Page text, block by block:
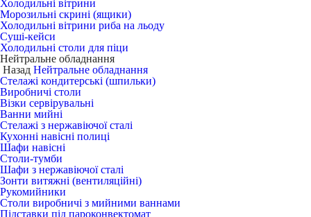
Холодильні вітрини
Морозильні скрині (ящики)
Холодильні вітрини риба на льоду
Суші-кейси
Холодильні столи для піци
Нейтральне обладнання
Назад Нейтральне обладнання
Стелажі кондитерські (шпильки)
Виробничі столи
Візки сервірувальні
Ванни мийні
Стелажі з нержавіючої сталі
Кухонні навісні полиці
Шафи навісні
Столи-тумби
Шафи з нержавіючої сталі
Зонти витяжні (вентиляційні)
Рукомийники
Столи виробничі з мийними ваннами
Підставки під пароконвектомат